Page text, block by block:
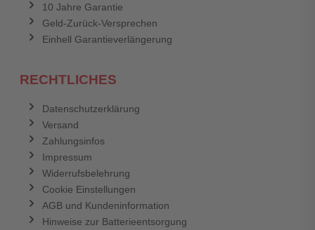
10 Jahre Garantie
Geld-Zurück-Versprechen
Einhell Garantieverlängerung
RECHTLICHES
Datenschutzerklärung
Versand
Zahlungsinfos
Impressum
Widerrufsbelehrung
Cookie Einstellungen
AGB und Kundeninformation
Hinweise zur Batterieentsorgung